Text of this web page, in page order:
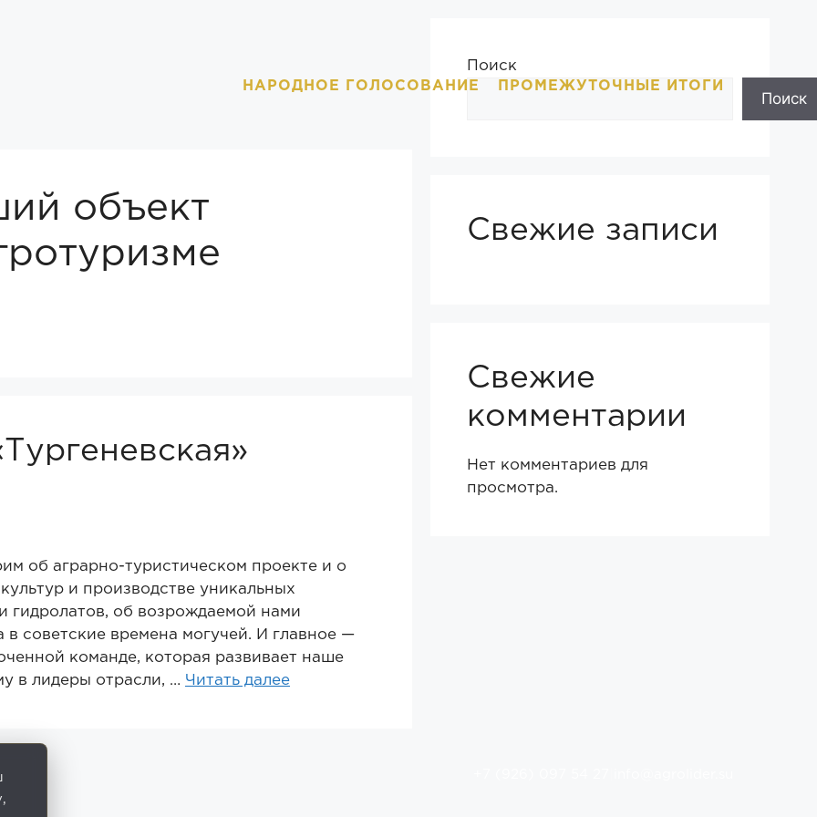
НАРОДНОЕ ГОЛОСОВАНИЕ ПРОМЕЖУТОЧНЫЕ ИТОГИ
объект
об аграрно-туристическом проекте и о
и производстве уникальных
гидролатов, об возрождаемой нами
советские времена могучей. И главное —
команде, которая развивает наше
в лидеры отрасли, … Читать далее
Поиск
Поиск
Свежие записи
Свежие
комментарии
Нет комментариев для
просмотра.